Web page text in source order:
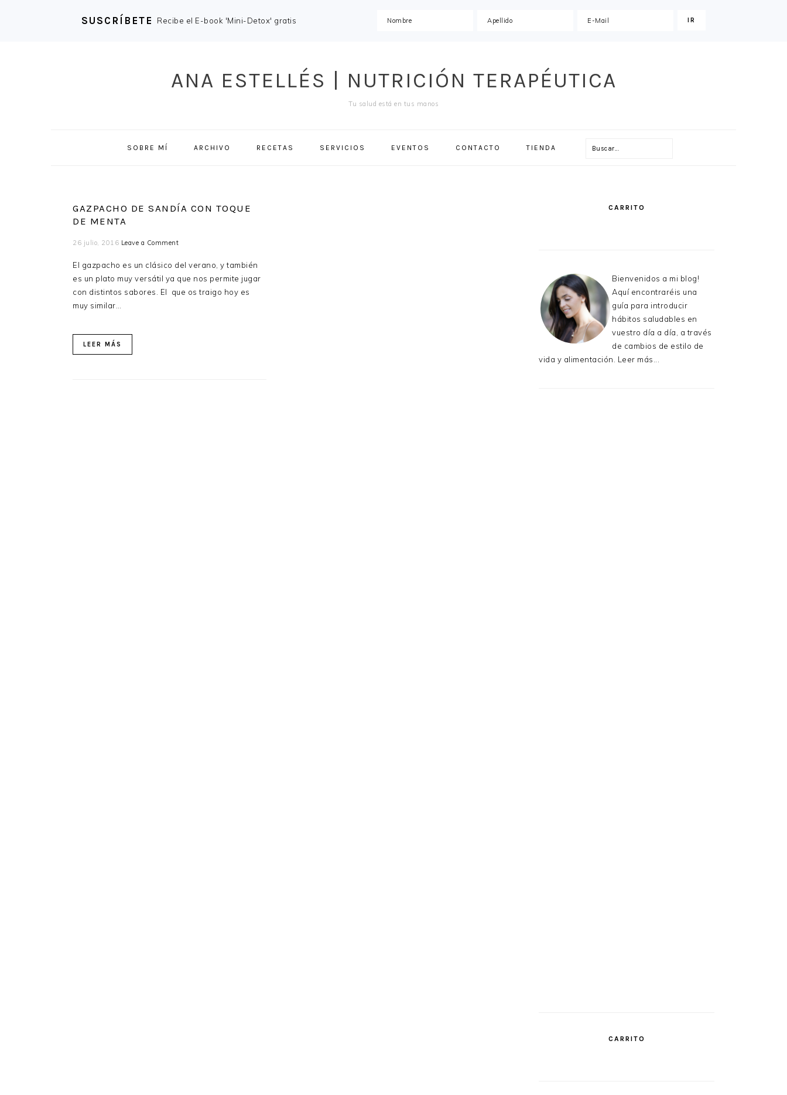
SUSCRÍBETE Recibe el E-book 'Mini-Detox' gratis
ANA ESTELLÉS | NUTRICIÓN TERAPÉUTICA
Tu salud está en tus manos
SOBRE MÍ ARCHIVO RECETAS SERVICIOS EVENTOS CONTACTO TIENDA Buscar...
GAZPACHO DE SANDÍA CON TOQUE
DE MENTA
26 julio, 2016 Leave a Comment
El gazpacho es un clásico del verano, y también
es un plato muy versátil ya que nos permite jugar
con distintos sabores. El que os traigo hoy es
muy similar…
LEER MÁS
CARRITO
Bienvenidos a mi blog!
Aquí encontraréis una
guía para introducir
hábitos saludables en
vuestro día a día, a través
de cambios de estilo de
vida y alimentación. Leer más...
CARRITO